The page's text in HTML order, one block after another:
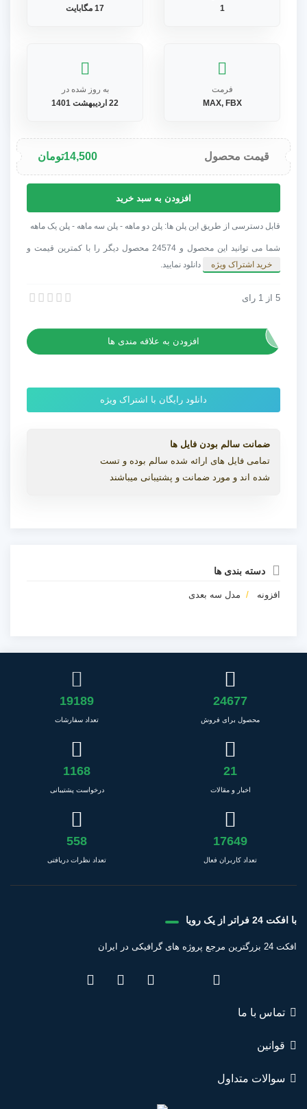
1
17 مگابایت
فرمت
MAX, FBX
به روز شده در
22 اردیبهشت 1401
قیمت محصول 14,500تومان
سه
بعدی
Poliform
Slide
عدد
افزودن به سبد خرید
قابل دسترسی از طریق این پلن ها: پلن دو ماهه - پلن سه ماهه - پلن یک ماهه
شما می توانید این محصول و 24574 محصول دیگر را با کمترین قیمت و
خرید اشتراک ویژه
دانلود نمایید.
مدل سه بعدی کمد لباس Poliform Bangkok 4 Door Slide
5 از 1 رای
افزودن به علاقه مندی ها
دانلود رایگان با اشتراک ویژه
ضمانت سالم بودن فایل ها
تمامی فایل های ارائه شده سالم بوده و تست
شده اند و مورد ضمانت و پشتیبانی میباشند
دسته بندی ها
افزونه مدل سه بعدی
24677
محصول برای فروش
19189
تعداد سفارشات
21
اخبار و مقالات
1168
درخواست پشتیبانی
17649
تعداد کاربران فعال
558
تعداد نظرات دریافتی
با افکت 24 فراتر از یک رویا
افکت 24 بزرگترین مرجع پروژه های گرافیکی در ایران
تماس با ما
قوانین
سوالات متداول